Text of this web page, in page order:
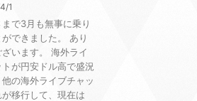
1
で3月も無事に乗り
ができました。 あり
います。 海外ライ
が円安ドル高で盛況
の海外ライブチャッ
が移行して、現在は